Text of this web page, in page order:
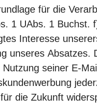
für die
1 UAbs. 1 Buchst.
Interesse
unseres Absatzes.
Nutzung seiner E-
die Zukunft